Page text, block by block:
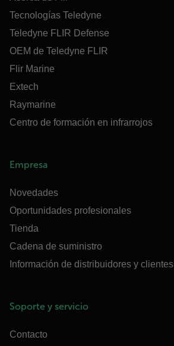
Tecnologías Teledyne
Teledyne FLIR Defense
OEM de Teledyne FLIR
Flir Marine
Extech
Raymarine
Centro de formación en infrarrojos
Empresa
Novedades
Oportunidades profesionales
Tienda
Cadena de suministro
Información de distribuidores y clientes
Soporte y servicio
Contacto